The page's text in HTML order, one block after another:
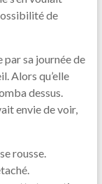
de
par sa journée de
Alors qu’elle
dessus.
envie de voir,
rousse.